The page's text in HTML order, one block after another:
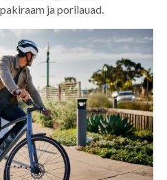
ja porilauad.